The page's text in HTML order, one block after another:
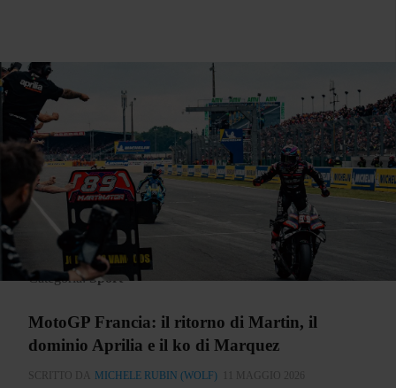
Categoria:Sport
MotoGP Francia: il ritorno di Martin, il
dominio Aprilia e il ko di Marquez
SCRITTO DA MICHELE RUBIN (WOLF) 11 MAGGIO 2026